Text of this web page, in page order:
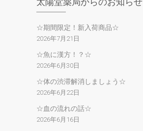
☆期間限定！新入荷商品☆
2026年7月21日
☆魚に漢方！？☆
2026年6月30日
☆体の渋滞解消しましょう☆
2026年6月22日
☆血の流れの話☆
2026年6月16日